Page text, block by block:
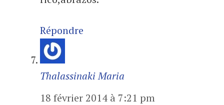
Répondre
Thalassinaki Maria
18 février 2014 à 7:21 pm